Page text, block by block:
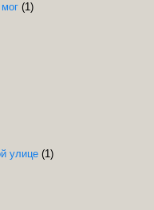
(1)
улице (1)